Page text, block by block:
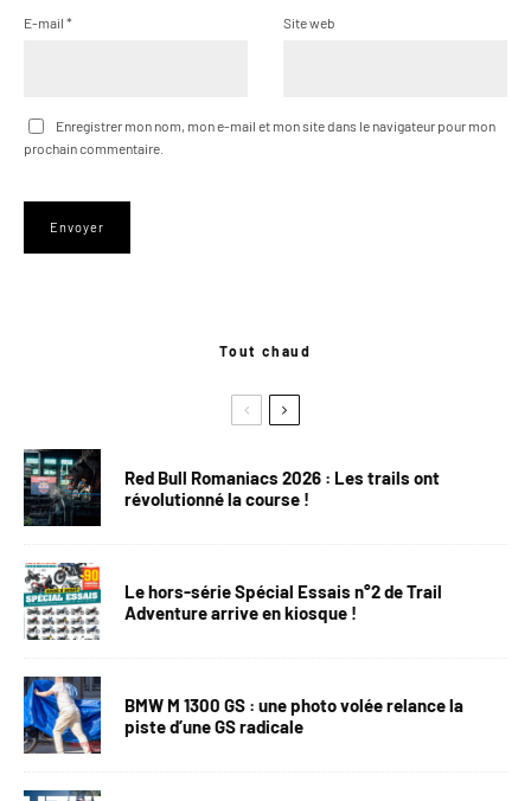
E-mail * Site web
Enregistrer mon nom, mon e-mail et mon site dans le navigateur pour mon
prochain commentaire.
Tout chaud
Red Bull Romaniacs 2026 : Les trails ont
révolutionné la course !
Le hors-série Spécial Essais n°2 de Trail
Adventure arrive en kiosque !
BMW M 1300 GS : une photo volée relance la
piste d’une GS radicale